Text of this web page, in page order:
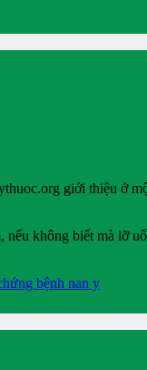
giới thiệu ở
nếu không biết mà lỡ
bệnh nan y